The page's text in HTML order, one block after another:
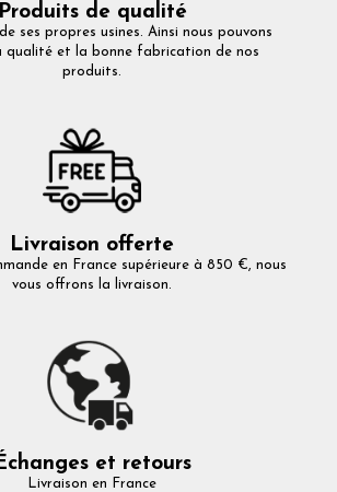
Produits de qualité
ses propres usines. Ainsi nous pouvons
qualité et la bonne fabrication de nos
produits.
Livraison offerte
en France supérieure à 850 €, nous
vous offrons la livraison.
et retours
Livraison en France